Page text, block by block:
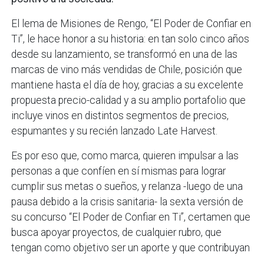
El lema de Misiones de Rengo, “El Poder de Confiar en
Ti”, le hace honor a su historia: en tan solo cinco años
desde su lanzamiento, se transformó en una de las
marcas de vino más vendidas de Chile, posición que
mantiene hasta el día de hoy, gracias a su excelente
propuesta precio-calidad y a su amplio portafolio que
incluye vinos en distintos segmentos de precios,
espumantes y su recién lanzado Late Harvest.
Es por eso que, como marca, quieren impulsar a las
personas a que confíen en sí mismas para lograr
cumplir sus metas o sueños, y relanza -luego de una
pausa debido a la crisis sanitaria- la sexta versión de
su concurso “El Poder de Confiar en Ti”, certamen que
busca apoyar proyectos, de cualquier rubro, que
tengan como objetivo ser un aporte y que contribuyan